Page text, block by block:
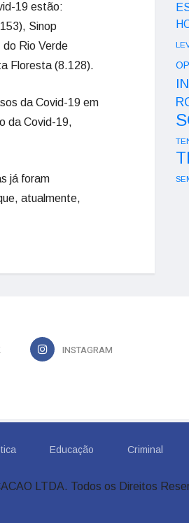
19 estão:
Sinop
Rio Verde
Floresta (8.128).
da Covid-19 em
da Covid-19,
já foram
atualmente,
INSTAGRAM
Educação Criminal
LTDA. Todos os Direitos